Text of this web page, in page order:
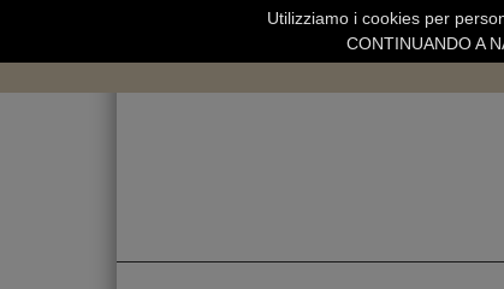
SPEDIZIONE GRATUITA
Utilizziamo i cookies per
CONTINUANDO A